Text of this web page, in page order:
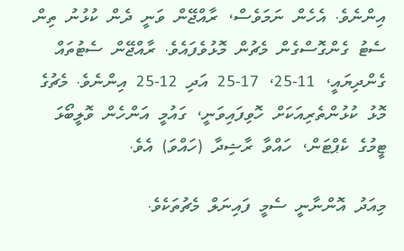
އިންނެވެ. އެހެން ނަމަވެސް، ރާއްޖޭން ވަނީ ދެން ކުޅުނު ތިން
ސެޓު ގެންގޮސްގެން މެޗުން މޮޅުވެފައެވެ. ރާއްޖޭން ސެޓުތައް
ގެންދިޔައީ، 11-25، 17-25 އަދި 12-25 އިންނެވެ. މެޗުގެ
މޮޅު ކުޅުންތެރިއަކަށް ހޮވިފައިވަނީ، ގައުމީ އަންހެން ވޮލީބޯޅަ
ޓީމުގެ ކެޕްޓަން، ހައްވާ ރާޝިދާ (ހައްވަ) އެވެ.
މިއަދު އޮންނާނީ ސެމީ ފައިނަލް މެޗުތަކެވެ.